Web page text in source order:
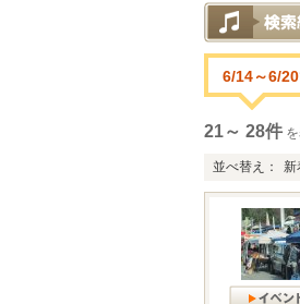
6/14～6/20
21～ 28件
並べ替え： 新